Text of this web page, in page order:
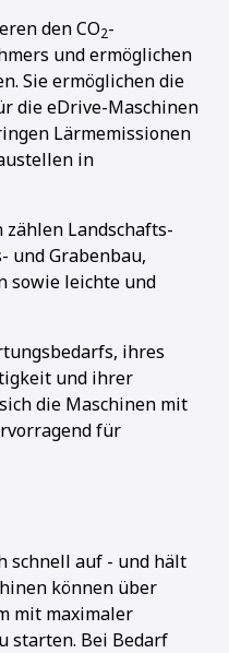
4
den CO2-
und ermöglichen
Sie ermöglichen die
die eDrive-Maschinen
Lärmemissionen
in
Landschafts-
und Grabenbau,
sowie leichte und
ihres
und ihrer
die Maschinen mit
für
schnell auf - und hält
können über
mit maximaler
starten. Bei Bedarf